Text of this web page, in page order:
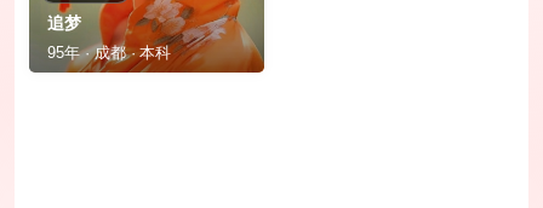
追梦
95年 · 成都 · 本科